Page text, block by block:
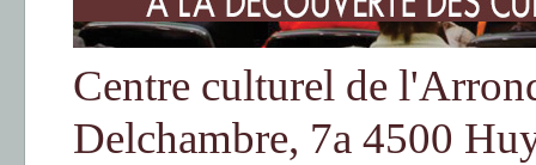
Centre culturel de
Delchambre, 7a 4500